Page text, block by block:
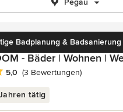
Pegau
Badplanung & Badsanierung
- Bäder | Wohnen |
Bewertung: 5 von 5
5,0 (3 Bewertungen)
tätig